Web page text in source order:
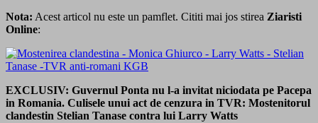
Nota: Acest articol nu este un pamflet. Cititi mai jos stirea Ziaristi
Online:
EXCLUSIV: Guvernul Ponta nu l-a invitat niciodata pe Pacepa
in Romania. Culisele unui act de cenzura in TVR: Mostenitorul
clandestin Stelian Tanase contra lui Larry Watts